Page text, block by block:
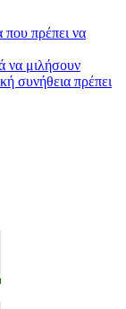
που πρέπει να
να μιλήσουν
συνήθεια πρέπει